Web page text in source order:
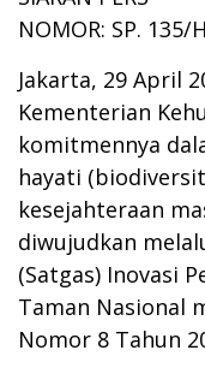
NOMOR: SP.
Jakarta, 29 April
Kementerian
komitmennya
hayati
kesejahteraan
diwujudkan
(Satgas) Inovasi
Taman Nasional
Nomor 8 Tahun